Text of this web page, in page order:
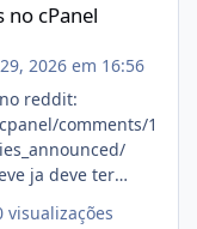
no cPanel
2026 em 16:56
reddit:
comments/1
ja deve ter
visualizações